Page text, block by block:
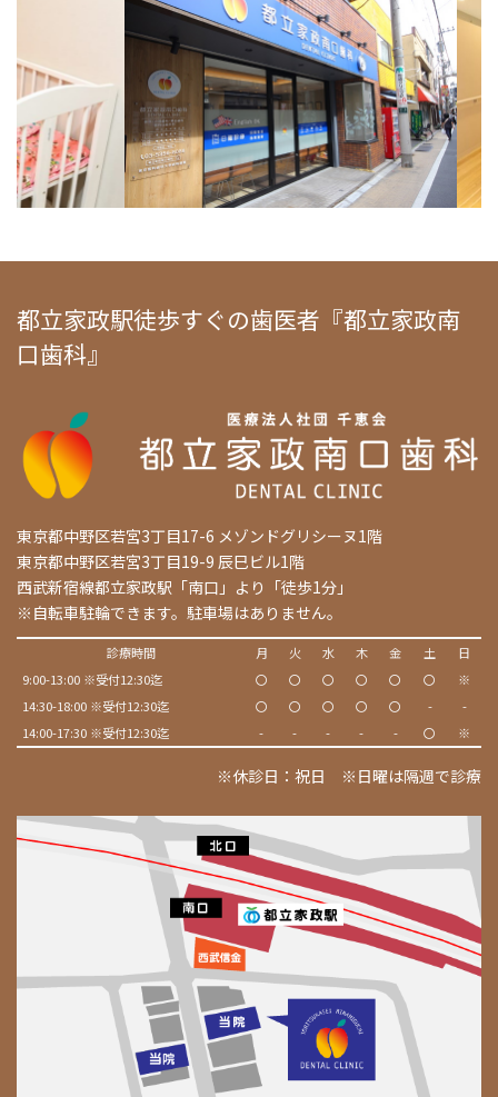
都立家政駅徒歩すぐの歯医者『都立家政南
口歯科』
東京都中野区若宮3丁目17-6 メゾンドグリシーヌ1階
東京都中野区若宮3丁目19-9 辰巳ビル1階
西武新宿線都立家政駅「南口」より「徒歩1分」
※自転車駐輪できます。駐車場はありません。
診療時間 月 火 水 木 金 土
日
9:00-13:00 ※受付12:30迄
〇 〇 〇 〇 〇 〇
※
14:30-18:00 ※受付12:30迄
〇 〇 〇 〇 〇 -
-
14:00-17:30 ※受付12:30迄
- - - - - 〇 ※
※休診日：祝日 ※日曜は隔週で診療